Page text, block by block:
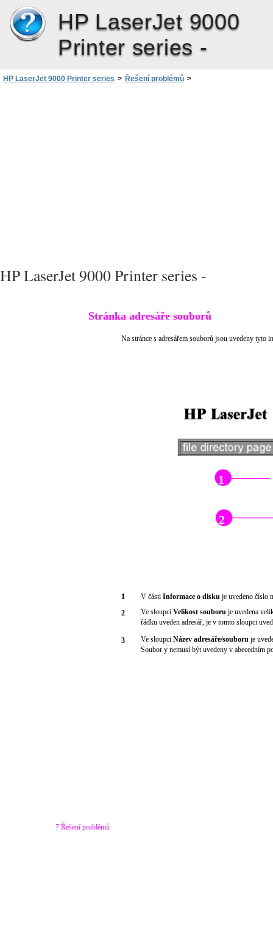
HP LaserJet 9000
Printer series -
HP LaserJet 9000 Printer series > Řešení problémů >
HP LaserJet 9000 Printer series -
Stránka adresáře souborů
Na stránce s adresářem souborů jsou uvedeny tyto
1 V části Informace o disku je uvedeno číslo
2
Ve sloupci Velikost souboru je uvedena
řádku uveden adresář, je v tomto sloupci
3 Ve sloupci Název adresáře/souboru je
Soubor y nemusí být uvedeny v abecedním
1
2
7 Řešení problémů